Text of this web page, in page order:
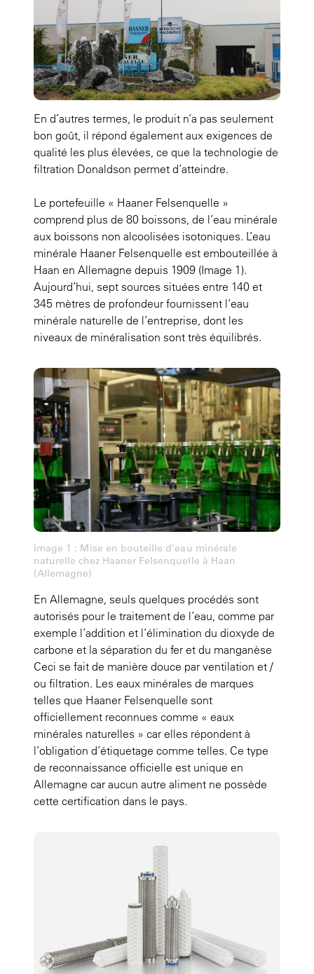
En d’autres termes, le produit n’a pas seulement
bon goût, il répond également aux exigences de
qualité les plus élevées, ce que la technologie de
filtration Donaldson permet d’atteindre.
Le portefeuille « Haaner Felsenquelle »
comprend plus de 80 boissons, de l’eau minérale
aux boissons non alcoolisées isotoniques. L’eau
minérale Haaner Felsenquelle est embouteillée à
Haan en Allemagne depuis 1909 (Image 1).
Aujourd’hui, sept sources situées entre 140 et
345 mètres de profondeur fournissent l’eau
minérale naturelle de l’entreprise, dont les
niveaux de minéralisation sont très équilibrés.
Image 1 : Mise en bouteille d’eau minérale
naturelle chez Haaner Felsenquelle à Haan
(Allemagne)
En Allemagne, seuls quelques procédés sont
autorisés pour le traitement de l’eau, comme par
exemple l’addition et l’élimination du dioxyde de
carbone et la séparation du fer et du manganèse
Ceci se fait de manière douce par ventilation et /
ou filtration. Les eaux minérales de marques
telles que Haaner Felsenquelle sont
officiellement reconnues comme « eaux
minérales naturelles » car elles répondent à
l’obligation d’étiquetage comme telles. Ce type
de reconnaissance officielle est unique en
Allemagne car aucun autre aliment ne possède
cette certification dans le pays.